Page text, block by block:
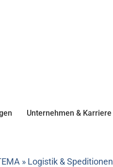
Unternehmen & Karriere
» Logistik & Speditionen